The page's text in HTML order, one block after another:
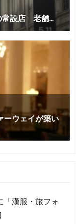
漢服・旅フォ